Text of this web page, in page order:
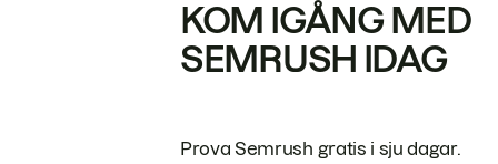
KOM IGÅNG MED
SEMRUSH IDAG
Prova Semrush gratis i sju dagar.